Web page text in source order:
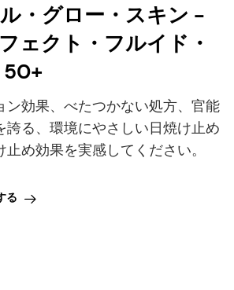
・グロー・スキン -
ェクト・フルイド・
50+
ン効果、べたつかない処方、官能
誇る、環境にやさしい日焼け止め
め効果を実感してください。
る